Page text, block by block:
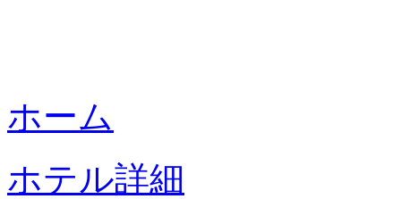
ホーム
ホテル詳細